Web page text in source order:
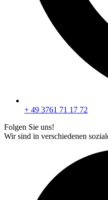
+ 49 3761 71 17 72
Folgen Sie uns!
Wir sind in verschiedenen